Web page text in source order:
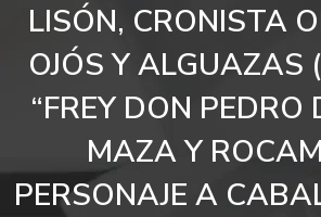
LISÓN, CRONISTA
OJÓS Y ALGUAZAS
“FREY DON PEDRO
MAZA Y
PERSONAJE A